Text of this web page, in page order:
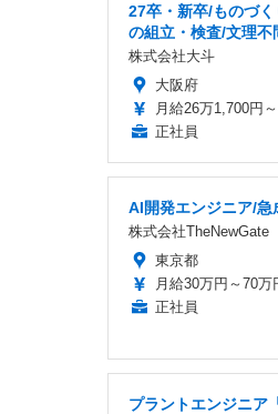
27卒・新卒/ものづ
の組立・検査/文理不
株式会社大斗
大阪府
月給26万1,700円
正社員
AI開発エンジニア/急
株式会社TheNewGate
東京都
月給30万円～70万
正社員
プラントエンジニア